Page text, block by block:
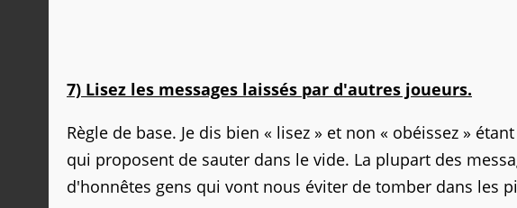
7) Lisez les messages laissés par d'autres joueurs.
Règle de base. Je dis bien « lisez » et non « obéissez »
qui proposent de sauter dans le vide. La plupart des
d'honnêtes gens qui vont nous éviter de tomber dans les